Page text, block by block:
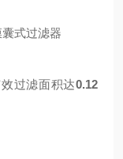
效过滤面积达0.12